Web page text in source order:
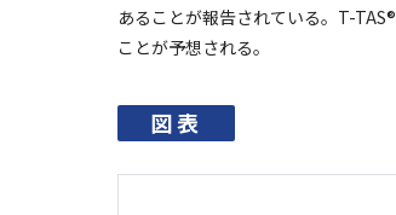
あることが報告されている。 T-TAS®
ことが予想される。
図表